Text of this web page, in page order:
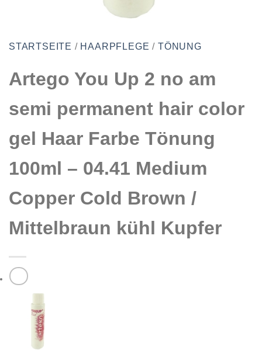
STARTSEITE / HAARPFLEGE / TÖNUNG
Artego You Up 2 no am
semi permanent hair color
gel Haar Farbe Tönung
100ml – 04.41 Medium
Copper Cold Brown /
Mittelbraun kühl Kupfer